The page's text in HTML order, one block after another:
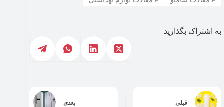
به اشتراک بگذارید
قبلی بعدی